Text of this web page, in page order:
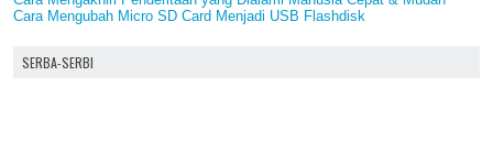
Cara Mengubah Micro SD Card Menjadi USB Flashdisk
SERBA-SERBI